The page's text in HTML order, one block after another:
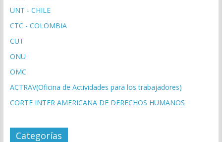
UNT - CHILE
CTC - COLOMBIA
CUT
ONU
OMC
ACTRAV(Oficina de Actividades para los trabajadores)
CORTE INTER AMERICANA DE DERECHOS HUMANOS
Categorías